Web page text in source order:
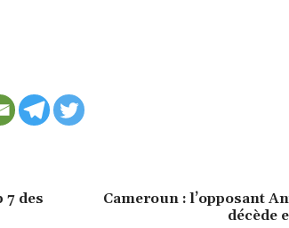
7 des
Cameroun : l’opposant
décède